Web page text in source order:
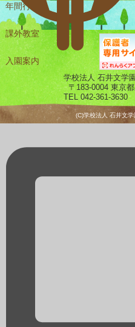
年間行事
課外教室
入園案内
学校法人 石井文学
〒183-0004 東京
TEL 042-361-
(C)学校法人 石井文